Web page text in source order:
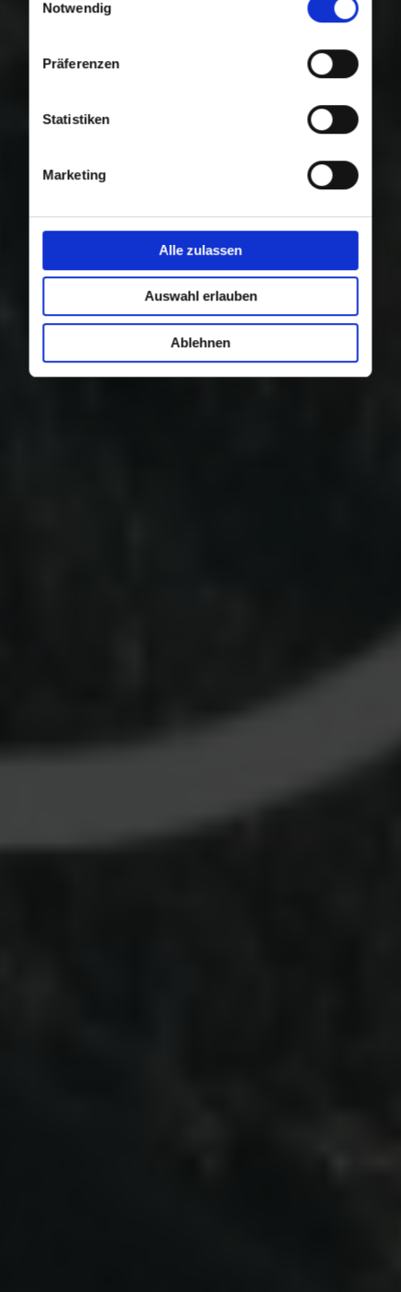
Nutzung der Dienste gesammelt haben.
Notwendig
Präferenzen
Statistiken
Marketing
Alle zulassen
Auswahl erlauben
Ablehnen